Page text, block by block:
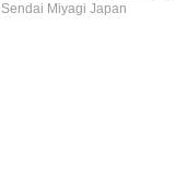
Sendai Miyagi Japan